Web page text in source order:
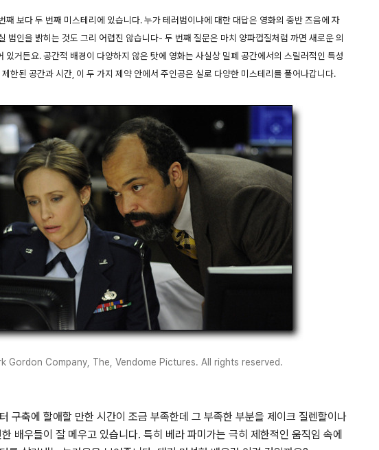
째 보다 두 번째 미스테리에 있습니다. 누가 테러범이냐에 대한 대답은 영화의 중반 즈음에 자
범인을 밝히는 것도 그리 어렵진 않습니다- 두 번째 질문은 마치 양파껍질처럼 까면 새로운 의
있거든요. 공간적 배경이 다양하지 않은 탓에 영화는 사실상 밀폐 공간에서의 스릴러적인 특성
한된 공간과 시간, 이 두 가지 제약 안에서 주인공은 실로 다양한 미스테리를 풀어나갑니다.
Gordon Company, The, Vendome Pictures. All rights reserved.
구축에 할애할 만한 시간이 조금 부족한데 그 부족한 부분을 제이크 질렌할이나
배우들이 잘 메우고 있습니다. 특히 베라 파미가는 극히 제한적인 움직임 속에